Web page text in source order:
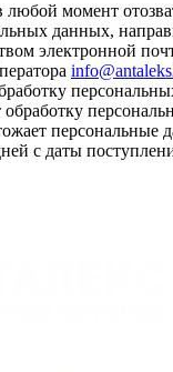
момент
данных,
электронной
персональные
с даты